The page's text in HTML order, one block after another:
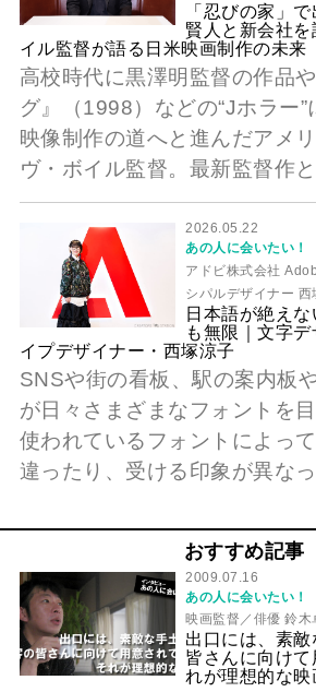
「忍びの家」
賢人と新会社
イル監督が語る日米映画制作の未来
高校時代に黒澤明監督の作品
グ』（1998）などの“Jホラー”
映像制作の道へと進んだアメ
ヴ・ボイル監督。最新監督作
2026.05.22
あの人に会いたい！
アドビ株式会社
シパルデザイナー 西
日本語が絶え
も無限｜文字
イプデザイナー・西塚涼子
SNSや街の看板、駅の案内板
が日々さまざまなフォントを
使われているフォントによっ
違ったり、受ける印象が異な
おすすめ記事
2009.07.16
あの人に会いたい！
映画監督／俳優 鈴
出口には、素
皆さんに向け
れが理想的な映